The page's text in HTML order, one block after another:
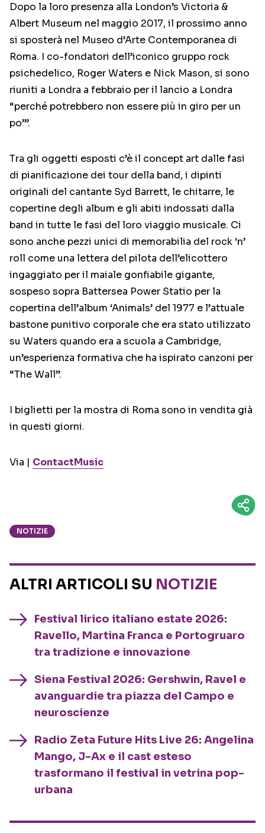
Dopo la loro presenza alla London’s Victoria &
Albert Museum nel maggio 2017, il prossimo anno
si sposterà nel Museo d’Arte Contemporanea di
Roma. I co-fondatori dell’iconico gruppo rock
psichedelico, Roger Waters e Nick Mason, si sono
riuniti a Londra a febbraio per il lancio a Londra
“perché potrebbero non essere più in giro per un
po’”.
Tra gli oggetti esposti c’è il concept art dalle fasi
di pianificazione dei tour della band, i dipinti
originali del cantante Syd Barrett, le chitarre, le
copertine degli album e gli abiti indossati dalla
band in tutte le fasi del loro viaggio musicale. Ci
sono anche pezzi unici di memorabilia del rock ‘n’
roll come una lettera del pilota dell’elicottero
ingaggiato per il maiale gonfiabile gigante,
sospeso sopra Battersea Power Statio per la
copertina dell’album ‘Animals’ del 1977 e l’attuale
bastone punitivo corporale che era stato utilizzato
su Waters quando era a scuola a Cambridge,
un’esperienza formativa che ha ispirato canzoni per
“The Wall”.
I biglietti per la mostra di Roma sono in vendita già
in questi giorni.
Via | ContactMusic
NOTIZIE
ALTRI ARTICOLI SU NOTIZIE
Festival lirico italiano estate 2026:
Ravello, Martina Franca e Portogruaro
tra tradizione e innovazione
Siena Festival 2026: Gershwin, Ravel e
avanguardie tra piazza del Campo e
neuroscienze
Radio Zeta Future Hits Live 26: Angelina
Mango, J-Ax e il cast esteso
trasformano il festival in vetrina pop-
urbana